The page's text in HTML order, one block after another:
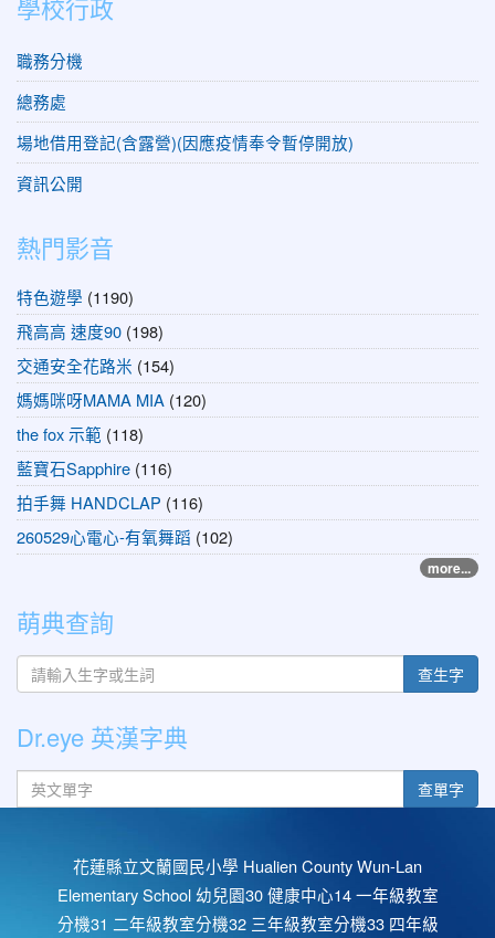
學校行政
職務分機
總務處
場地借用登記(含露營)(因應疫情奉令暫停開放)
資訊公開
熱門影音
特色遊學 (1190)
飛高高 速度90 (198)
交通安全花路米 (154)
媽媽咪呀MAMA MIA (120)
the fox 示範 (118)
藍寶石Sapphire (116)
拍手舞 HANDCLAP (116)
260529心電心-有氧舞蹈 (102)
more...
萌典查詢
查生字
Dr.eye 英漢字典
英文單字 查單字
花蓮縣立文蘭國民小學 Hualien County Wun-Lan
Elementary School 幼兒園30 健康中心14 一年級教室
分機31 二年級教室分機32 三年級教室分機33 四年級